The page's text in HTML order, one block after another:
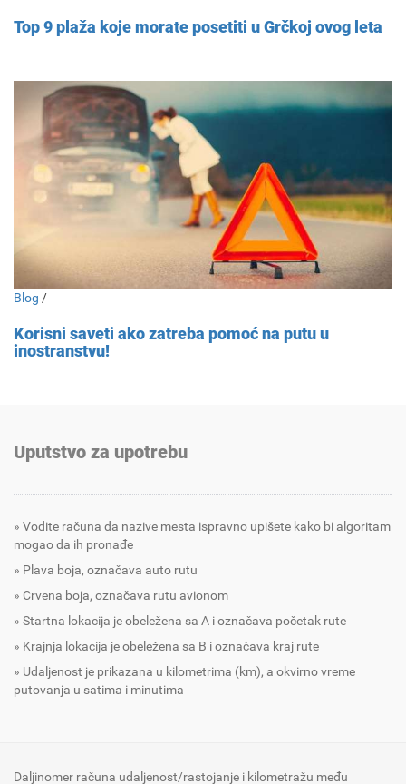
Top 9 plaža koje morate posetiti u Grčkoj ovog leta
Blog /
Korisni saveti ako zatreba pomoć na putu u
inostranstvu!
Uputstvo za upotrebu
Vodite računa da nazive mesta ispravno upišete kako bi algoritam
mogao da ih pronađe
Plava boja, označava auto rutu
Crvena boja, označava rutu avionom
Startna lokacija je obeležena sa A i označava početak rute
Krajnja lokacija je obeležena sa B i označava kraj rute
Udaljenost je prikazana u kilometrima (km), a okvirno vreme
putovanja u satima i minutima
Daljinomer računa udaljenost/rastojanje i kilometražu među